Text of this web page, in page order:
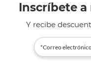
Inscríbete
Y recibe